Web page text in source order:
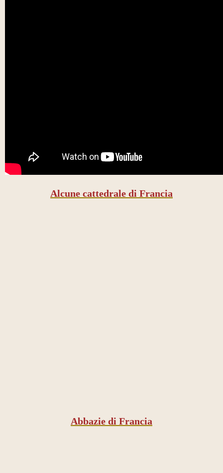
Alcune cattedrale di Francia
Abbazie di Francia